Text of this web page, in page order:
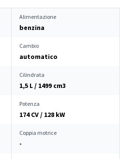
Alimentazione
benzina
Cambio
automatico
Cilindrata
1,5 L / 1499 cm3
Potenza
174 CV / 128 kW
Coppia motrice
-